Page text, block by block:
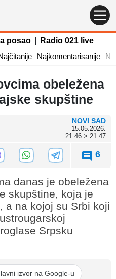
posao
Radio 021 live
Najkomentarisanije
obeležena
skupštine
NOVI SAD
15.05.2026.
21:46 > 21:47
6
danas je obeležena
skupštine, koja je
a na kojoj su Srbi koji
Srpsku
izvor na Google-u